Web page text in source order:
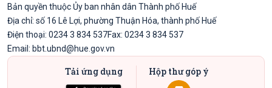
Bản quyền thuộc Ủy ban nhân dân Thành phố Huế
Địa chỉ: số 16 Lê Lợi, phường Thuận Hóa, thành phố Huế
Điện thoại: 0234 3 834 537Fax: 0234 3 834 537
Email: bbt.ubnd@hue.gov.vn
Tải ứng dụng Hộp thư góp ý